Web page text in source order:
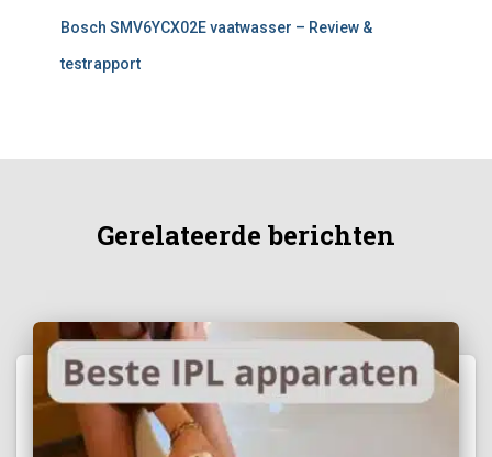
Bosch SMV6YCX02E vaatwasser – Review &
testrapport
Gerelateerde berichten